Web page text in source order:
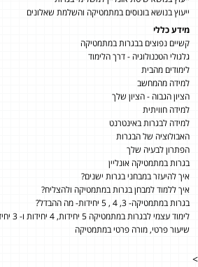
ייעוץ בנושא בונוסים במתמטיקה והשלמת שאלונים
מידע כללי
קשיים נפוצים בבגרות במתמטיקה
גלגולי הטכנולוגיה - דרך הלימוד
לימודים מהבית
למידה מהמחשב
הציון הגבוה - הציון שלך
למידה חוויתית
למידה לבגרות באינטרנט
האבולוציה של הבגרות
הפתרון לבעיה שלך
בגרות במתמטיקה אונליין
איך להיעזר במבחני בגרות ישנים?
איך ללמוד למבחן בגרות במתמטיקה ולהצליח?
בגרות במתמטיקה- 3, 4 , 5 יחידות- מה ההבדל?
לימוד עצמי לבגרות במתמטיקה 5 יחידות, 4 יחידות ו- 3 יחידות לימוד
שיעור פרטי, מורה פרטי במתמטיקה
>